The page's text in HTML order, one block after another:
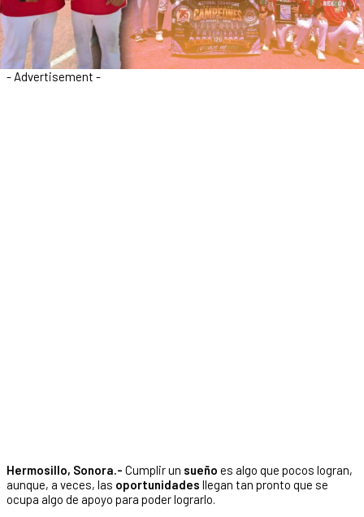
- Advertisement -
Hermosillo, Sonora.- Cumplir un sueño es algo que pocos logran,
aunque, a veces, las oportunidades llegan tan pronto que se
ocupa algo de apoyo para poder lograrlo.